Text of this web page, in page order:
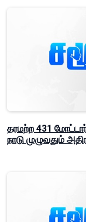
தரமற்ற 431
நாடு முழுவதும்